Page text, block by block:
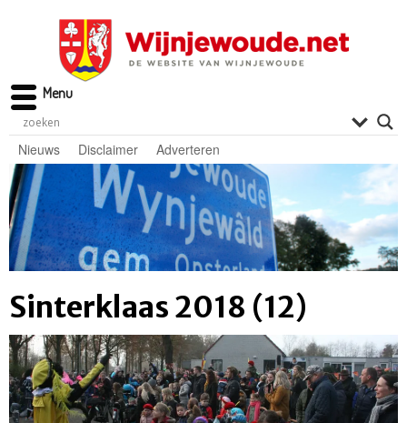
Nieuws Disclaimer Adverteren
Sinterklaas 2018 (12)
Menu